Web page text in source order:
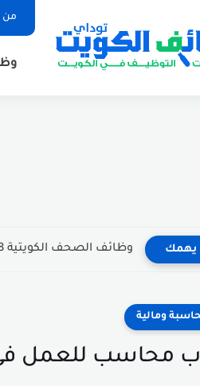
من
يهمك وظائف الصحف الكويتية 28-07-2026 في جميع التخصصات للاجانب والمواطنين
ومالية
محاسب للعمل في